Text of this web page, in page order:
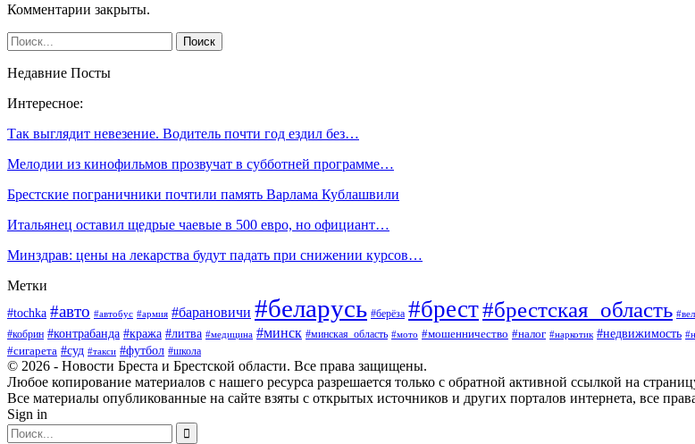
Комментарии закрыты.
Недавние Посты
Интересное:
Так выглядит невезение. Водитель почти год ездил без…
Мелодии из кинофильмов прозвучат в субботней программе…
Брестские пограничники почтили память Варлама Кублашвили
Итальянец оставил щедрые чаевые в 500 евро, но официант…
Минздрав: цены на лекарства будут падать при снижении курсов…
Метки
#tochka #авто #автобус #армия #барановичи #беларусь #берёза #брест#брестская_область
#кобрин #контрабанда #кража #литва #медицина #минск #минская_область #мото #мошенничество #налог #наркотик #недвижимость
#сигарета #суд #такси #футбол #школа
© 2026 - Новости Бреста и Брестской области. Все права защищены.
Любое копирование материалов с нашего ресурса разрешается только с обратной активной ссылкой на
Все материалы опубликованные на сайте взяты с открытых источников и других порталов интернета, все
Sign in